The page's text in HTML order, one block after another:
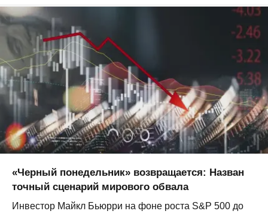
«Черный понедельник» возвращается: Назван
точный сценарий мирового обвала
Инвестор Майкл Бьюрри на фоне роста S&P 500 до